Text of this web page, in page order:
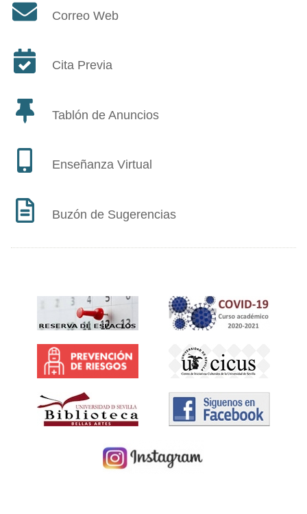
Correo Web
Cita Previa
Tablón de Anuncios
Enseñanza Virtual
Buzón de Sugerencias